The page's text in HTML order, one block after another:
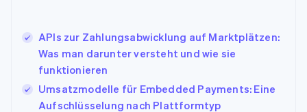
APIs zur Zahlungsabwicklung auf Marktplätzen:
Was man darunter versteht und wie sie
funktionieren
Umsatzmodelle für Embedded Payments: Eine
Aufschlüsselung nach Plattformtyp
日本語 English
EnglishFrançais
Kroatien
EnglishItaliano
Lettland